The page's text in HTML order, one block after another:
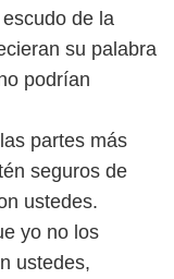
de la
su palabra
podrían
partes más
seguros de
ustedes.
yo no los
ustedes,